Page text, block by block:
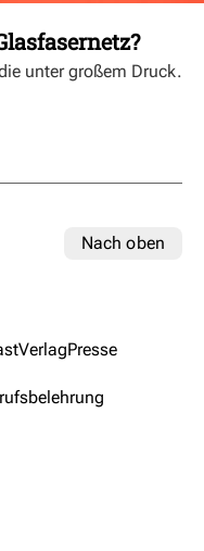
unter großem Druck.
Nach oben
VerlagPresse